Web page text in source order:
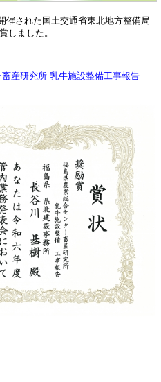
された国土交通省東北地方整備局
しました。
産研究所 乳牛施設整備工事報告